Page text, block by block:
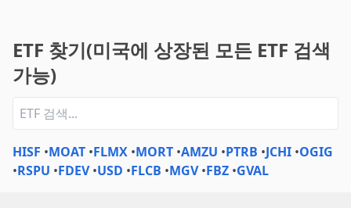
ETF 찾기(미국에 상장된 모든 ETF 검색
가능)
HISF •MOAT •FLMX •MORT •AMZU •PTRB •JCHI •OGIG
•RSPU •FDEV •USD •FLCB •MGV •FBZ •GVAL